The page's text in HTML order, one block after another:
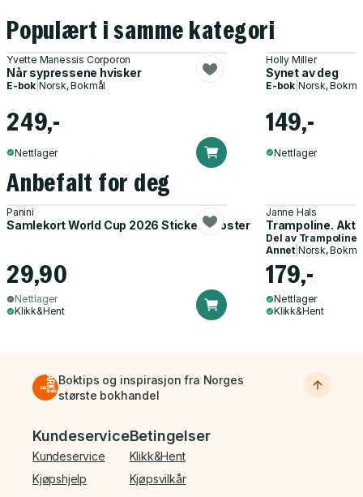
Populært i samme kategori
Yvette Manessis Corporon
Når sypressene hvisker
E-bok Norsk, Bokmål
249,-
Nettlager
Holly Miller
Synet av deg
E-bok| Norsk,
149,-
Nettlager
Anbefalt for deg
Panini
Samlekort World Cup 2026 Sticker Booster
29,90
Nettlager
Klikk&Hent
Janne Hals
Trampoline.
Del av Trampoline
Annet| Norsk,
179,-
Nettlager
Klikk&Hent
Boktips og inspirasjon fra Norges
største bokhandel
Bunnmeny
Kundeservice
Kundeservice
Kjøpshjelp
Betingelser
Klikk&Hent
Kjøpsvilkår